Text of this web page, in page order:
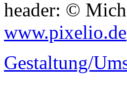
header: ©
www.pixelio.de
Gestaltung/